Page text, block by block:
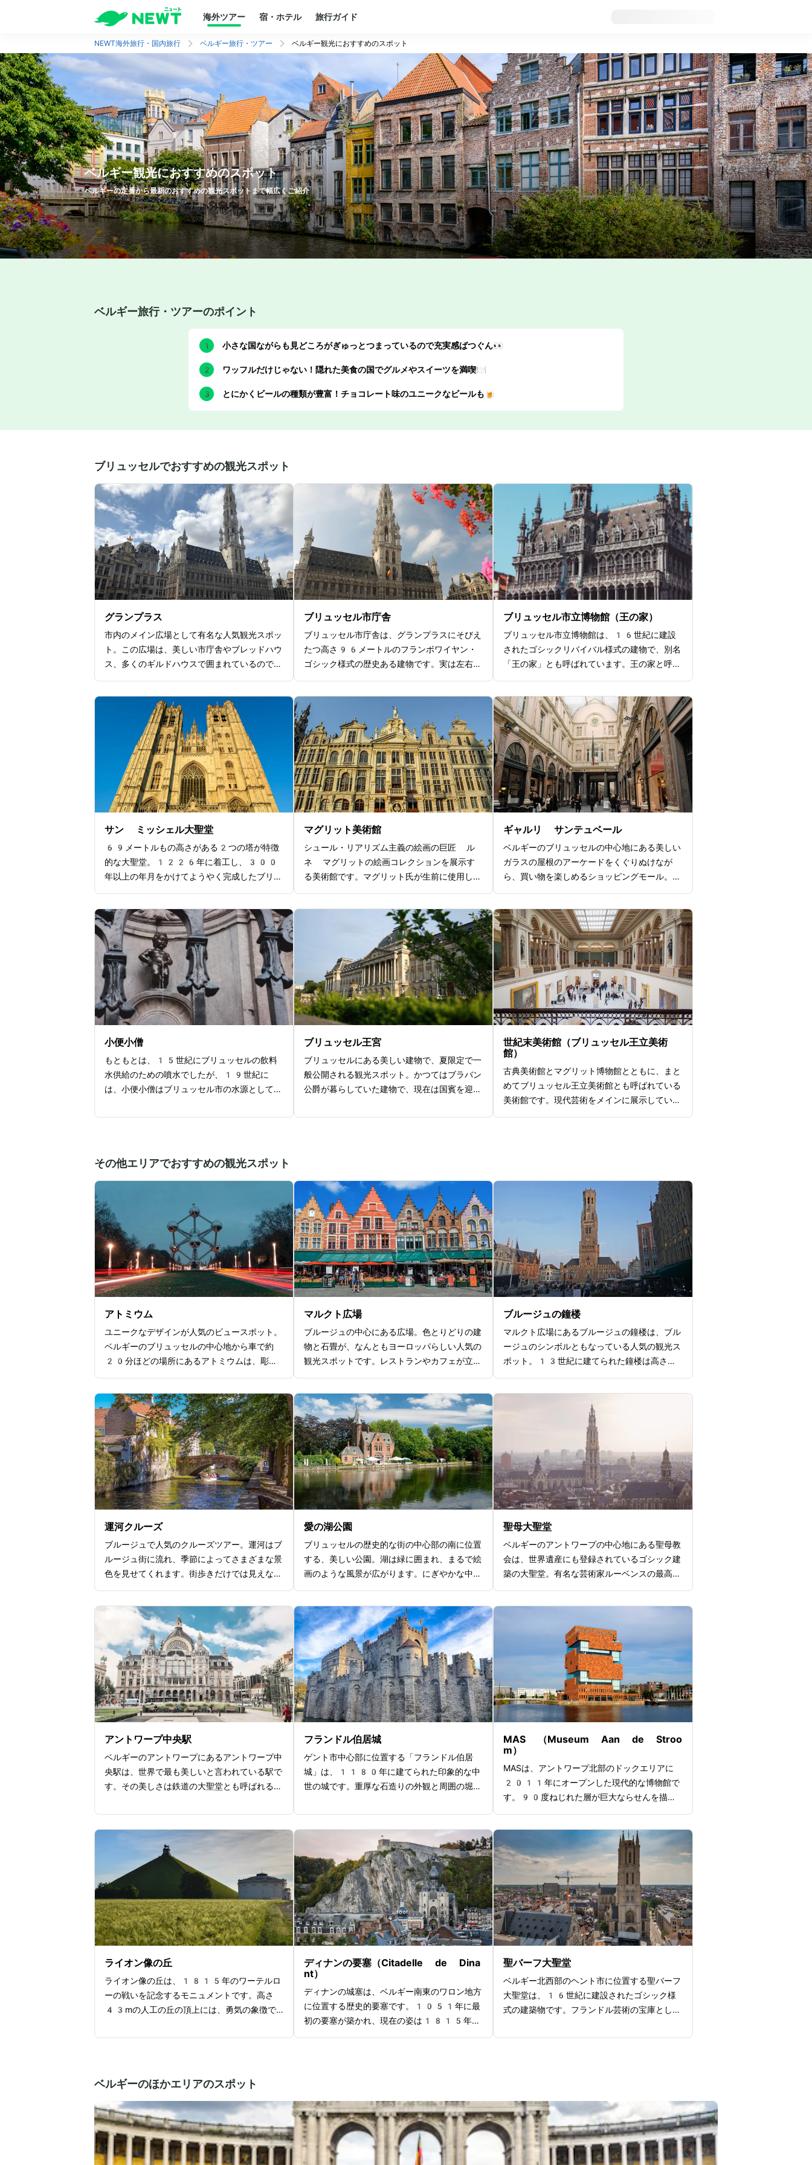
海外ツアー 宿・ホテル 旅行ガイド
NEWT海外旅行・国内旅行 ベルギー旅行・ツアー ベルギー観光におすすめのスポット
ベルギー観光におすすめのスポット
ベルギーの定番から最新のおすすめの観光スポットまで幅広くご紹介
ベルギー旅行・ツアーのポイント
小さな国ながらも見どころがぎゅっとつまっているので充実感ばつぐん👀
ワッフルだけじゃない！隠れた美食の国でグルメやスイーツを満喫🍽️
とにかくビールの種類が豊富！チョコレート味のユニークなビールも🍺
ブリュッセルでおすすめの観光スポット
グランプラス
市内のメイン広場として有名な人気観光スポッ
ト。この広場は、美しい市庁舎やブレッドハウ
ス、多くのギルドハウスで囲まれているので、
など多くの人々から、世界で最も美しい広場の
1つと称えられており、1998年からはユ
ネスコの世界遺産に登録されているので、一見
の価値があります。50万本以上のベゴニア
の花フラワーカーペットやクリスマスツリーな
ど、シーズンによるお祝いのイベントが開催さ
れています。またブリュッセル最古のお祭り
で、文化無形遺産にも登録されているメイブー
ムやコンサートなどもあり、楽しめる場所とな
っています。
ブリュッセル市庁舎
ブリュッセル市庁舎は、グランプラスにそびえ
たつ高さ96メートルのフランボワイヤン・
ゴシック様式の歴史ある建物です。実は左右非
せん。市庁舎は有料のツアーに参加することで
内部を見学できます。月・火・木は定休日です
が、それ以外の曜日はツアーに参加できるの
で、興味がある方は内部の様子もぜひ見学して
みてくださいね。
ブリュッセル市立博物館（王の家）
ブリュッセル市立博物館は、16世紀に建設
されたゴシックリバイバル様式の建物で、別名
「王の家」とも呼ばれています。王の家と呼ば
ことがあるようです。ピーテル・ブリューゲル
作の結婚式の行列や、小便小僧の衣装のコレク
ションがみられる展示などが話題です。そのほ
かにも多数の絵画・彫刻・写真の展示があり、
ベルギーの文化や芸術、歴史を学べる博物館で
す。特別展ではタペストリーの復元作業がみら
れるなど、いつもとひと味違う展示を満喫でき
ます。
サン ミッシェル大聖堂
69メートルもの高さがある2つの塔が特徴
的な大聖堂。1226年に着工し、300
年以上の年月をかけてようやく完成したブリュ
彫刻は見逃せません。教会内部には、宗教芸術
の貴重なコレクションや聖遺物が展示されてい
ます。また、塔の上からはブリュッセルの素晴
らしい景色を眺めることができます。教会への
アクセスも便利で、観光客に人気の観光スポッ
トです。代々王室の戴冠式が行われる場所で、
午前中にはミサが執り行われています。大聖堂
は無料で入場できますが、宝物殿やクリプトも
見てまわりたいという場合には、予約と入場料
が必要になります。
マグリット美術館
シュール・リアリズム主義の絵画の巨匠 ル
ネ マグリットの絵画コレクションを展示す
る美術館です。マグリット氏が生前に使用して
ろがポイントですよ。マグリット氏の絵画や展
示を見るために、日本からも大勢の絵画ファン
が立ち寄る人気の観光スポットとなっていま
す。彼の独特なスタイルと象徴的なイメージ
は、芸術愛好家にとって特に魅力的です。美術
館は彼の多くの作品を間近で見ることができ、
その驚異的な創造性と人間の認識に対する独自
なアプローチに触れることができますよ。
ギャルリ サンテュベール
ベルギーのブリュッセルの中心地にある美しい
ガラスの屋根のアーケードをくぐりぬけなが
ら、買い物を楽しめるショッピングモール。
レストラン、劇場、アパートメントを兼ね備え
ており、そのヨーロッパらしい魅力的な雰囲気
が人気で、歩いているだけでもわくわくします
よ。歴史を感じる多彩なショップがあるため、
お土産探しにぴったりです。
小便小僧
もともとは、15世紀にブリュッセルの飲料
水供給のための噴水でしたが、19世紀に
は、小便小僧はブリュッセル市の水源としての
ルとなっています。小便小僧は、さまざまな衣
王室からの贈り物となっています。また寄付さ
市長と市会議員の大学に申請し、厳正に審査さ
れるそうです。毎年決まった日に、衣装の着せ
替えが行われ、新しい衣装は正式な引き渡し式
が行われた後、ブリュッセル市立博物館のワー
ドローブに追加されます。
ブリュッセル王宮
ブリュッセルにある美しい建物で、夏限定で一
般公開される観光スポット。かつてはブラバン
公爵が暮らしていた建物で、現在は国賓を迎え
所として活用されています。王宮の中で一番古
大ホールで、大きなシャンデリアや王家にまつ
わる貴重な調度品や文献、ミイラの展示などが
あります。大回廊の天井には、ルーブル美術館
やヴェルサイユ宮殿の内装にも似た豪華なデザ
インに心が奪われますよ。
世紀末美術館（ブリュッセル王立美術
館）
古典美術館とマグリット博物館とともに、まと
めてブリュッセル王立美術館とも呼ばれている
美術館です。現代芸術をメインに展示している
ルの腹を立てた仮面やフェルナン・クノップフ
の愛撫などの作品が代表的です。世界的に有名
な美術館で、多彩なコレクションが魅力です。
美術館は見応えのある建物で、展示品だけでな
く、建物自体も芸術作品と言えるほどです。
その他エリアでおすすめの観光スポット
アトミウム
ユニークなデザインが人気のビュースポット。
ベルギーのブリュッセルの中心地から車で約
20分ほどの場所にあるアトミウムは、彫刻
ッパの中でも人気の観光名所で、長年にわたり
ブリュッセルとベルギーのシンボルとして親し
まれています。アトミウムでは展覧会の開催な
ど、常に新たな試みを続け、訪れる人々を魅了
しています。内部の展望台からはパノラマビュ
ーが楽しめ、天気の良い日にはブリュッセルの
北に位置する、アントワープの街並みまで見わ
たすことができますよ。
マルクト広場
ブルージュの中心にある広場。色とりどりの建
物と石畳が、なんともヨーロッパらしい人気の
観光スポットです。レストランやカフェが立ち
ぴったりのスポットです。中心には14世紀
はじめの市民蜂起の英雄、ピーター・ド・コニ
ングとヤン・ブレイデルの2人の英雄の像が
立っています。さらに広場には馬車が走ってお
り、実際に観光客も乗ることもできるので、中
世の街の雰囲気をぞんぶんに味わえますよ。
ブルージュの鐘楼
マルクト広場にあるブルージュの鐘楼は、ブル
ージュのシンボルともなっている人気の観光ス
ポット。13世紀に建てられた鐘楼は高さ8
界遺産として保護されています。366段の
階段を登りきった先には、ブルージュの街とそ
の周辺を見わたせる絶景が眺められますよ。階
段の途中にある中世に街の憲章や印章、財宝が
保管されていた宝物館も人気です。
運河クルーズ
ブルージュで人気のクルーズツアー。運河はブ
ルージュ街に流れ、季節によってさまざまな景
色を見せてくれます。街歩きだけでは見えない
つの船着き場から乗船できます。乗車時間は約
30分間で、船長が水上で、最も美しいスポ
ットを説明しながら案内してくれます。
愛の湖公園
ブリュッセルの歴史的な街の中心部の南に位置
する、美しい公園。湖は緑に囲まれ、まるで絵
画のような風景が広がります。にぎやかな中心
は、若い男女の恋が結ばれず、最後には湖に身
を投げて心中しまうという悲恋な伝説が語り継
がれています。その伝説からパートナーと一緒
に湖の橋を渡ると、永遠の愛を約束できるとい
う地元の言い伝えがあるそうです。公園では白
鳥が優雅に泳ぐ姿がみられたり、美しい湖畔の
ベンチでのんびりと過ごしたりできるので、と
びきりロマンチックなひとときを過ごせます
聖母大聖堂
ベルギーのアントワープの中心地にある聖母教
会は、世界遺産にも登録されているゴシック建
築の大聖堂。有名な芸術家ルーベンスの最高傑
ダースの犬」の舞台としても有名で、入り口の
目の前には名シーンを再現した、ネオとパトラ
ッシュの像が設置されており、人気の撮影スポ
ットとなっています。大聖堂に入ると、その厳
かな雰囲気に思わず感動するでしょう。礼拝堂
や色とりどりのステンドグラスなど、見どころ
は数え切れません。ルーベンスによる「十字架
の絵画は、大聖堂で最も見応えのある作品とな
アントワープ中央駅
ベルギーのアントワープにあるアントワープ中
央駅は、世界で最も美しいと言われている駅で
す。その美しさは鉄道の大聖堂とも呼ばれるほ
所としても多くの観光客でにぎわいます。この
壮大な建築物は、鋼鉄製の屋根と石造りの駅舎
で構成されており、そのデザインは、ローマの
パンテオンなどからインスピレーションを得て
いると言われています。駅の中に入ると、吹き
抜けの天井が広がります。天井は格子状になっ
ており自然光がやさしく入るので、より幻想的
な雰囲気に。中央のエントランスホールは、ま
るで宮殿にいるかと錯覚してしまうような壮大
なつくりとなっています。
フランドル伯居城
ゲント市中心部に位置する「フランドル伯居
城」は、1180年に建てられた印象的な中
世の城です。重厚な石造りの外観と周囲の堀が
した。城内では、甲冑などの武具を展示する歴
史展示室や、拷問器具が並ぶ別棟の拷問部屋が
見どころです。特に拷問部屋では、薄暗い空間
に拷問台やギロチン台が展示され、中世の厳し
い司法制度を身近に感じることができます。周
辺には聖ニコラス教会や聖バーフ大聖堂などの
観光スポット、レストランやカフェが点在し、
ゲント観光の中心地として理想的な立地もポイ
ント。歴史好きはもちろん、中世の雰囲気を体
験したい方にもおすすめの観光名所といえるで
しょう。
MAS （Museum Aan de Stroo
m）
MASは、アントワープ北部のドックエリアに
2011年にオープンした現代的な博物館で
す。90度ねじれた層が巨大ならせんを描い
品そのもの。館内では約60万点もの所蔵品
が交互に展示され、訪れるたびに新しい発見が
あります。さらに10階の展望台からは36
0度パノラマビューが楽しめ、ガラス窓の撮
影用の穴から街の風景をきれいに撮影できま
す。夏季は深夜0時まで開放されており、夕
日や夜景も堪能できるのも魅力です。また3
星レストランやカフェなど、食も充実。さまざ
まな体験ができる複合型の博物館として注目を
ライオン像の丘
ライオン像の丘は、1815年のワーテルロ
ーの戦いを記念するモニュメントです。高さ
43mの人工の丘の頂上には、勇気の象徴で
す。226段の階段を上ると、かつての戦場
20年に着工し、1826年に完成しまし
ふれる戦闘シーンを再現した「ザ・パノラマ」
や、戦闘で使われた武器や制服、3D映画が鑑
賞できる「メモリアム・ミュージアム」があ
り、戦いの歴史をわかりやすく学べます。また
ディナンの要塞（Citadelle de Dina
nt）
ディナンの城塞は、ベルギー南東のワロン地方
に位置する歴史的要塞です。1051年に最
初の要塞が築かれ、現在の姿は1815年に
す。城塞を見学した後は、頂上のスナックバー
にて景色を眺めながらベルギービールとフライ
ドポテトを楽しめます。またムーズ川クルーズ
を組み合わせたパッケージもあり、違った角度
聖バーフ大聖堂
ベルギー北西部のヘント市に位置する聖バーフ
大聖堂は、16世紀に建設されたゴシック様
式の建築物です。フランドル芸術の宝庫として
ン・エイクの傑作「神秘の子羊」の祭壇画で
蔵されています。ここでは「神秘の子羊」の歴
史を仮想的に体験できるAR技術を用いた体験
ツアーが人気。日本語でも体験が可能なのがう
れしいポイントです。周辺のフランドル伯居城
ベルギーのほかエリアのスポット